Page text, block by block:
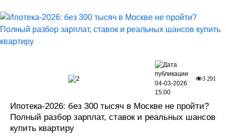
Ипотека-2026: без 300 тысяч в Москве не пройти?
Полный разбор зарплат, ставок и реальных шансов
купить квартиру
2 3 291
04-03-2026
15:00